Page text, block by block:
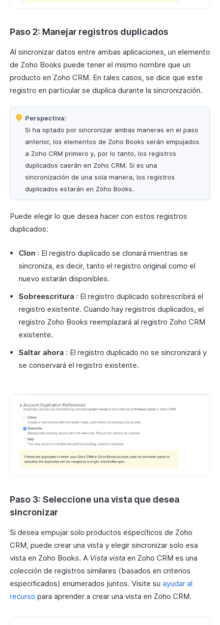
Paso 2: Manejar registros duplicados
Al sincronizar datos entre ambas aplicaciones, un elemento
de Zoho Books puede tener el mismo nombre que un
producto en Zoho CRM. En tales casos, se dice que este
registro en particular se duplica durante la sincronización.
Perspectiva:
Si ha optado por sincronizar ambas maneras en el paso
anterior, los elementos de Zoho Books serán empujados
a Zoho CRM primero y, por lo tanto, los registros
duplicados caerán en Zoho CRM. Si es una
sincronización de una sola manera, los registros
duplicados estarán en Zoho Books.
Puede elegir lo que desea hacer con estos registros
duplicados:
Clon : El registro duplicado se clonará mientras se
sincroniza, es decir, tanto el registro original como el
nuevo estarán disponibles.
Sobreescritura : El registro duplicado sobrescribirá el
registro existente. Cuando hay registros duplicados, el
registro Zoho Books reemplazará al registro Zoho CRM
existente.
Saltar ahora : El registro duplicado no se sincronizará y
se conservará el registro existente.
Paso 3: Seleccione una vista que desea
sincronizar
Si desea empujar solo productos específicos de Zoho
CRM, puede crear una vista y elegir sincronizar solo esa
vista en Zoho Books. A Vista vista en Zoho CRM es una
colección de registros similares (basados en criterios
especificados) enumerados juntos. Visite su ayudar al
recurso para aprender a crear una vista en Zoho CRM.